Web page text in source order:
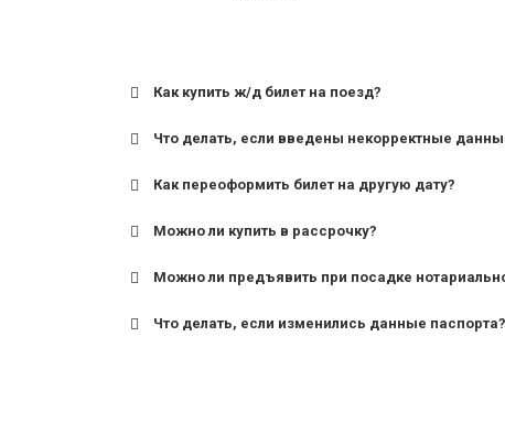
Как купить ж/д билет на поезд?
Что делать, если введены некорректные
Как переоформить билет на другую дату?
Можно ли купить в рассрочку?
Можно ли предъявить при посадке
Что делать, если изменились данные паспорта?